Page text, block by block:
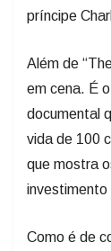
príncipe
Além de
em cena. É
documental
vida de 100
que mostra
investimento
Como é de